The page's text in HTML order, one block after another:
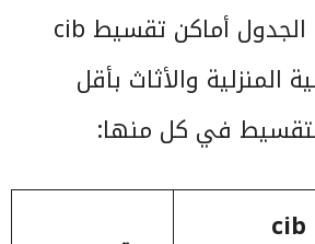
نذكر لك في هذا الجدول أماكن تقسيط cib
المنزلية والأثاث بأقل
في كل منها:
cib